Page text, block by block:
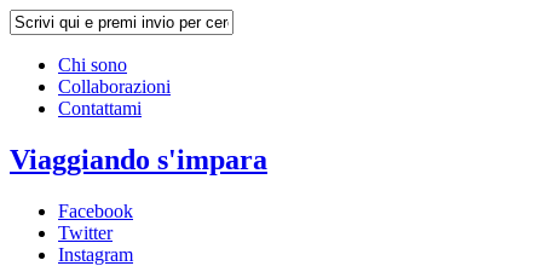
Chi sono
Collaborazioni
Contattami
Viaggiando s'impara
Facebook
Twitter
Instagram